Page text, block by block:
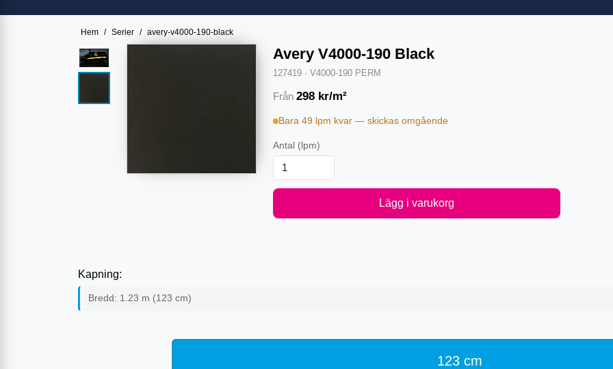
Hem / Serier / avery-v4000-190-black
Avery V4000-190 Black
127419 · V4000-190 PERM
Från 298 kr/m²
Bara 49 lpm kvar — skickas omgående
Antal (lpm)
Lägg i varukorg
Kapning:
Bredd: 1.23 m (123 cm)
123 cm